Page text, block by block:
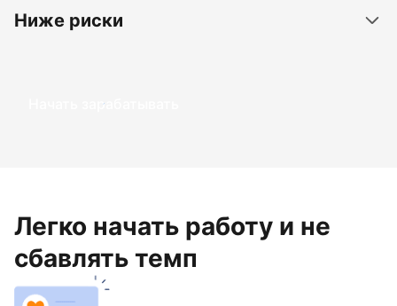
Ниже риски
Начать зарабатывать
Легко начать работу и не
сбавлять темп